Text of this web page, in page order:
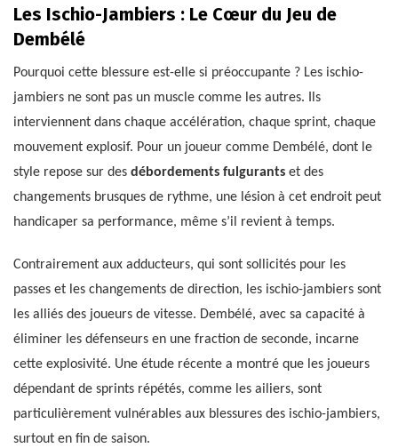
Les Ischio-Jambiers : Le Cœur du Jeu de
Dembélé
Pourquoi cette blessure est-elle si préoccupante ? Les ischio-
jambiers ne sont pas un muscle comme les autres. Ils
interviennent dans chaque accélération, chaque sprint, chaque
mouvement explosif. Pour un joueur comme Dembélé, dont le
style repose sur des débordements fulgurants et des
changements brusques de rythme, une lésion à cet endroit peut
handicaper sa performance, même s’il revient à temps.
Contrairement aux adducteurs, qui sont sollicités pour les
passes et les changements de direction, les ischio-jambiers sont
les alliés des joueurs de vitesse. Dembélé, avec sa capacité à
éliminer les défenseurs en une fraction de seconde, incarne
cette explosivité. Une étude récente a montré que les joueurs
dépendant de sprints répétés, comme les ailiers, sont
particulièrement vulnérables aux blessures des ischio-jambiers,
surtout en fin de saison.